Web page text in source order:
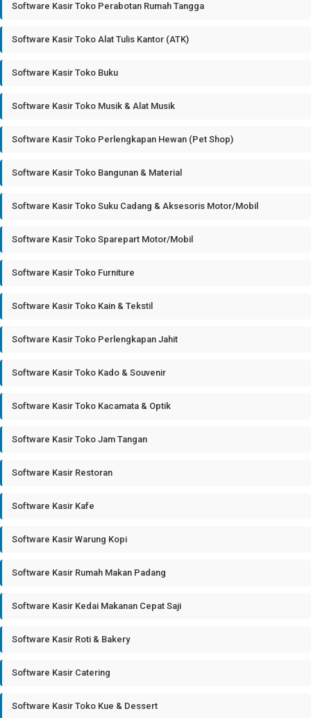
Software Kasir Toko Perabotan Rumah Tangga
Software Kasir Toko Alat Tulis Kantor (ATK)
Software Kasir Toko Buku
Software Kasir Toko Musik & Alat Musik
Software Kasir Toko Perlengkapan Hewan (Pet Shop)
Software Kasir Toko Bangunan & Material
Software Kasir Toko Suku Cadang & Aksesoris Motor/Mobil
Software Kasir Toko Sparepart Motor/Mobil
Software Kasir Toko Furniture
Software Kasir Toko Kain & Tekstil
Software Kasir Toko Perlengkapan Jahit
Software Kasir Toko Kado & Souvenir
Software Kasir Toko Kacamata & Optik
Software Kasir Toko Jam Tangan
Software Kasir Restoran
Software Kasir Kafe
Software Kasir Warung Kopi
Software Kasir Rumah Makan Padang
Software Kasir Kedai Makanan Cepat Saji
Software Kasir Roti & Bakery
Software Kasir Catering
Software Kasir Toko Kue & Dessert